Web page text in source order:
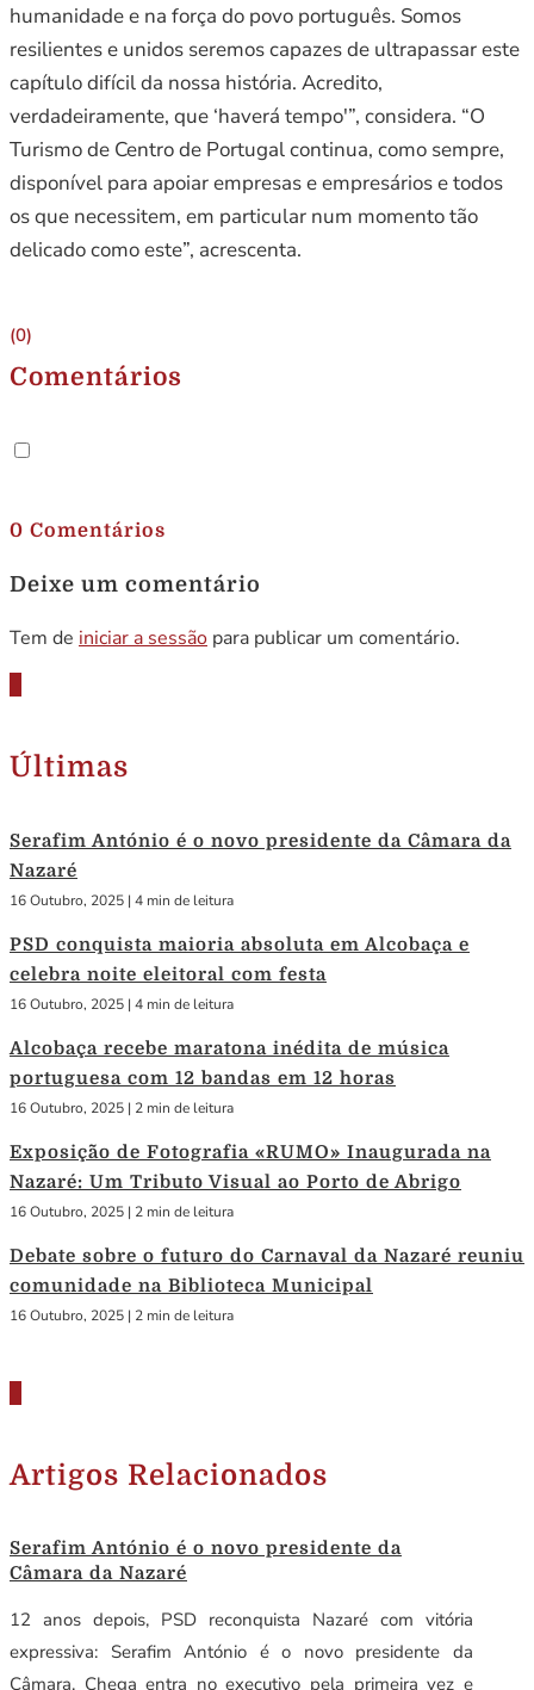
humanidade e na força do povo português. Somos
resilientes e unidos seremos capazes de ultrapassar este
capítulo difícil da nossa história. Acredito,
verdadeiramente, que ‘haverá tempo'”, considera. “O
Turismo de Centro de Portugal continua, como sempre,
disponível para apoiar empresas e empresários e todos
os que necessitem, em particular num momento tão
delicado como este”, acrescenta.
(0)
Comentários
0 Comentários
Deixe um comentário
Tem de iniciar a sessão para publicar um comentário.
Últimas
Serafim António é o novo presidente da Câmara da
Nazaré
16 Outubro, 2025 | 4 min de leitura
PSD conquista maioria absoluta em Alcobaça e
celebra noite eleitoral com festa
16 Outubro, 2025 | 4 min de leitura
Alcobaça recebe maratona inédita de música
portuguesa com 12 bandas em 12 horas
16 Outubro, 2025 | 2 min de leitura
Exposição de Fotografia «RUMO» Inaugurada na
Nazaré: Um Tributo Visual ao Porto de Abrigo
16 Outubro, 2025 | 2 min de leitura
Debate sobre o futuro do Carnaval da Nazaré reuniu
comunidade na Biblioteca Municipal
16 Outubro, 2025 | 2 min de leitura
Artigos Relacionados
Serafim António é o novo presidente da
Câmara da Nazaré
12 anos depois, PSD reconquista Nazaré com vitória
expressiva: Serafim António é o novo presidente da
Câmara. Chega entra no executivo pela primeira vez e